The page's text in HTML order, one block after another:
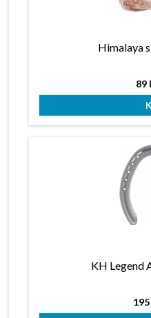
Himalaya
89
KH Legend